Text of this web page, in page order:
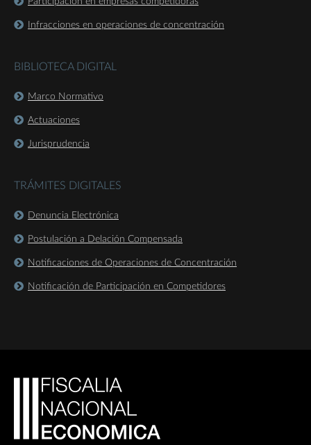
Infracciones en operaciones de concentración
BIBLIOTECA DIGITAL
Marco Normativo
Actuaciones
Jurisprudencia
TRÁMITES DIGITALES
Denuncia Electrónica
Postulación a Delación Compensada
Notificaciones de Operaciones de Concentración
Notificación de Participación en Competidores